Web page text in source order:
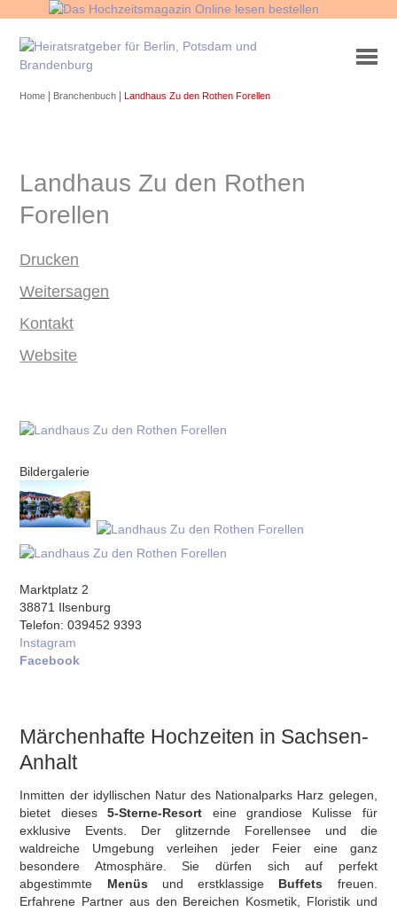
Home Branchenbuch |Landhaus Zu den Rothen Forellen
Landhaus Zu den Rothen
Forellen
Drucken
Weitersagen
Kontakt
Website
Bildergalerie
Marktplatz 2
38871 Ilsenburg
Telefon: 039452 9393
Instagram
Facebook
Märchenhafte Hochzeiten in Sachsen-
Anhalt
Inmitten der idyllischen Natur des Nationalparks Harz gelegen,
bietet dieses5-Sterne-Resort eine grandiose Kulisse für
exklusive Events. Der glitzernde Forellensee und die
waldreiche Umgebung verleihen jeder Feier eine ganz
besondere Atmosphäre. Sie dürfen sich auf perfekt
abgestimmte Menüs und erstklassige Buffets freuen.
Erfahrene Partner aus den Bereichen Kosmetik, Floristik und